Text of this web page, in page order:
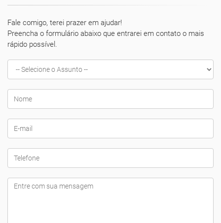
Fale comigo, terei prazer em ajudar!
Preencha o formulário abaixo que entrarei em contato o mais
rápido possível.